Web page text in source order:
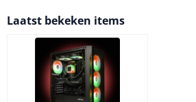
Laatst bekeken items